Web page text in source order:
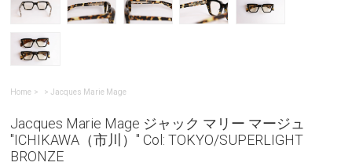
Home > Jacques Marie Mage
Jacques Marie Mage ジャック マリー マージュ
"ICHIKAWA（市川）" Col: TOKYO/SUPERLIGHT
BRONZE